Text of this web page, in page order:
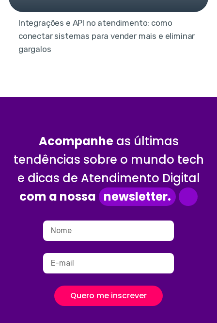
Integrações e API no atendimento: como
conectar sistemas para vender mais e eliminar
gargalos
Acompanheas últimas
tendências sobre o mundo tech
e dicas de Atendimento Digital
com a nossa newsletter.
Quero me inscrever